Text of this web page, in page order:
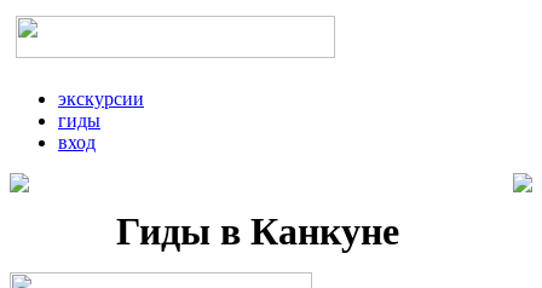
экскурсии
гиды
вход
Гиды в Канкуне